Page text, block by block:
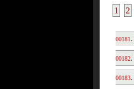
1 2
00181.
00182.
00183.